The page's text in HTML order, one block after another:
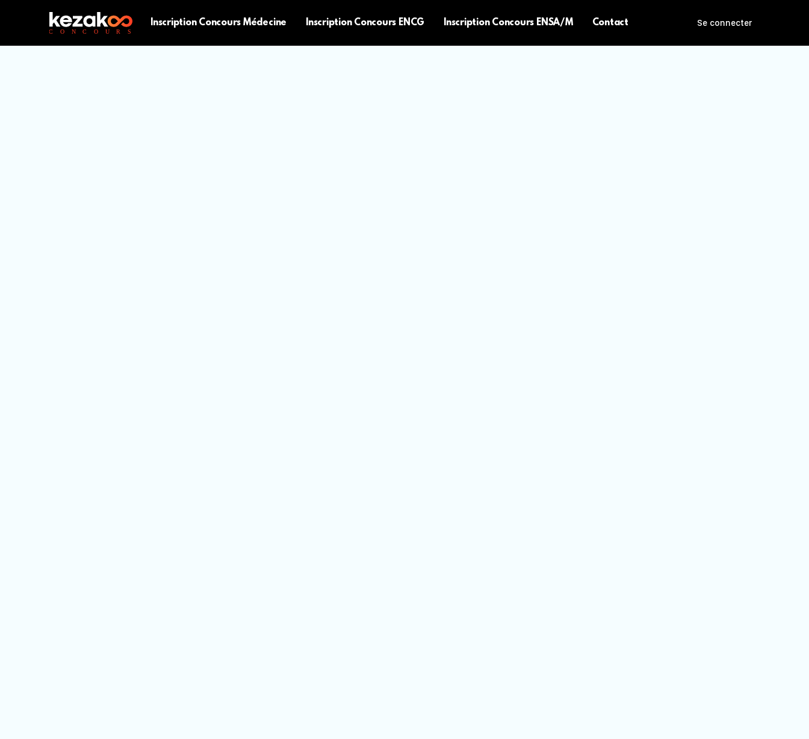
Inscription Concours Médecine Inscription Concours ENCG Inscription Concours ENSA/M Contact Se connecter